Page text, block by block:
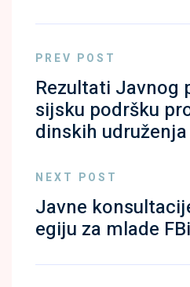
PREV POST
Rezultati Javnog
sijsku podršku
dinskih udruženja
NEXT POST
Javne
egiju za mlade